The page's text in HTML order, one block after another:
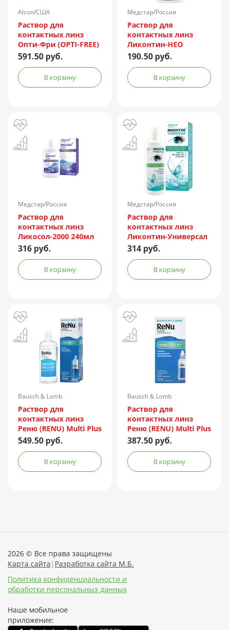
Alcon/США
Раствор для
контактных линз
Опти-Фри (OPTI-FREE)
Express 355мл +
контейнер
591.50 руб.
В корзину
Медстар/Россия
Раствор для
контактных линз
Ликонтин-НЕО
Мульти 60мл
190.50 руб.
В корзину
Медстар/Россия
Раствор для
контактных линз
Ликосол-2000 240мл
316 руб.
В корзину
Медстар/Россия
Раствор для
контактных линз
Ликонтин-Универсал
240мл
314 руб.
В корзину
Bausch & Lomb
Incorporated/Италия
Раствор для
контактных линз
Реню (RENU) Multi Plus
240мл + контейнер
549.50 руб.
В корзину
Bausch & Lomb
Incorporated/Италия
Раствор для
контактных линз
Реню (RENU) Multi Plus
120мл + контейнер
387.50 руб.
В корзину
2026 © Все права защищены
Карта сайта | Разработка сайта М.Б.
Политика конфиденциальности и
обработки персональных данных
Наше мобильное
приложение: